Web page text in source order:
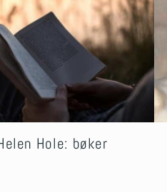
Hole: bøker